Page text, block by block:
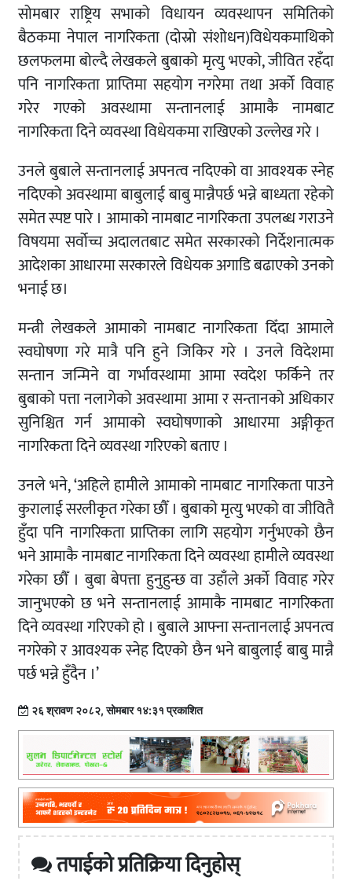
सोमबार राष्ट्रिय सभाको विधायन व्यवस्थापन समितिको
बैठकमा नेपाल नागरिकता (दोस्रो संशोधन)विधेयकमाथिको
छलफलमा बोल्दै लेखकले बुबाको मृत्यु भएको, जीवित रहँदा
पनि नागरिकता प्राप्तिमा सहयोग नगरेमा तथा अर्को विवाह
गरेर गएको अवस्थामा सन्तानलाई आमाकै नामबाट
नागरिकता दिने व्यवस्था विधेयकमा राखिएको उल्लेख गरे ।
उनले बुबाले सन्तानलाई अपनत्व नदिएको वा आवश्यक स्नेह
नदिएको अवस्थामा बाबुलाई बाबु मान्नैपर्छ भन्ने बाध्यता रहेको
समेत स्पष्ट पारे । आमाको नामबाट नागरिकता उपलब्ध गराउने
विषयमा सर्वोच्च अदालतबाट समेत सरकारको निर्देशनात्मक
आदेशका आधारमा सरकारले विधेयक अगाडि बढाएको उनको
भनाई छ।
मन्त्री लेखकले आमाको नामबाट नागरिकता दिँदा आमाले
स्वघोषणा गरे मात्रै पनि हुने जिकिर गरे । उनले विदेशमा
सन्तान जन्मिने वा गर्भावस्थामा आमा स्वदेश फर्किने तर
बुबाको पत्ता नलागेको अवस्थामा आमा र सन्तानको अधिकार
सुनिश्चित गर्न आमाको स्वघोषणाको आधारमा अङ्गीकृत
नागरिकता दिने व्यवस्था गरिएको बताए ।
उनले भने, ‘अहिले हामीले आमाको नामबाट नागरिकता पाउने
कुरालाई सरलीकृत गरेका छौँ । बुबाको मृत्यु भएको वा जीवितै
हुँदा पनि नागरिकता प्राप्तिका लागि सहयोग गर्नुभएको छैन
भने आमाकै नामबाट नागरिकता दिने व्यवस्था हामीले व्यवस्था
गरेका छौँ । बुबा बेपत्ता हुनुहुन्छ वा उहाँले अर्को विवाह गरेर
जानुभएको छ भने सन्तानलाई आमाकै नामबाट नागरिकता
दिने व्यवस्था गरिएको हो । बुबाले आफ्ना सन्तानलाई अपनत्व
नगरेको र आवश्यक स्नेह दिएको छैन भने बाबुलाई बाबु मान्नै
पर्छ भन्ने हुँदैन ।’
२६ श्रावण २०८२, सोमबार १४:३१ प्रकाशित
तपाईको प्रतिक्रिया दिनुहोस्